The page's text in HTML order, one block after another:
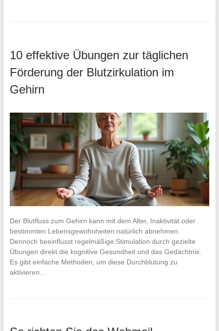
10 effektive Übungen zur täglichen
Förderung der Blutzirkulation im
Gehirn
Der Blutfluss zum Gehirn kann mit dem Alter, Inaktivität oder
bestimmten Lebensgewohnheiten natürlich abnehmen.
Dennoch beeinflusst regelmäßige Stimulation durch gezielte
Übungen direkt die kognitive Gesundheit und das Gedächtnis.
Es gibt einfache Methoden, um diese Durchblutung zu
aktivieren…